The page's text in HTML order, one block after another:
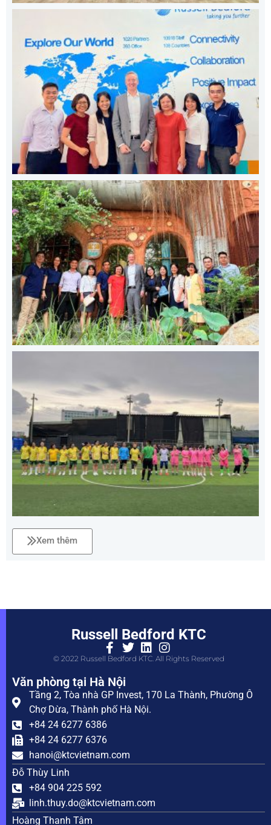
Xem thêm
Russell Bedford KTC
© 2022 Russell Bedford KTC. All Rights Reserved
Văn phòng tại Hà Nội
Tầng 2, Tòa nhà GP Invest, 170 La Thành, Phường Ô
Chợ Dừa, Thành phố Hà Nội.
+84 24 6277 6386
+84 24 6277 6376
hanoi@ktcvietnam.com
Đỗ Thùy Linh
+84 904 225 592
linh.thuy.do@ktcvietnam.com
Hoàng Thanh Tâm